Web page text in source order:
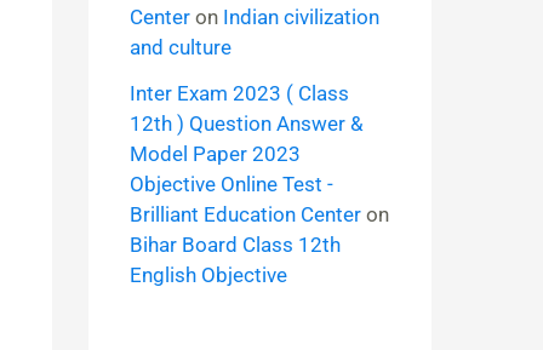
Centeron Indian civilization
and culture
Inter Exam 2023 ( Class
12th ) Question Answer &
Model Paper 2023
Objective Online Test -
Brilliant Education Centeron
Bihar Board Class 12th
English Objective